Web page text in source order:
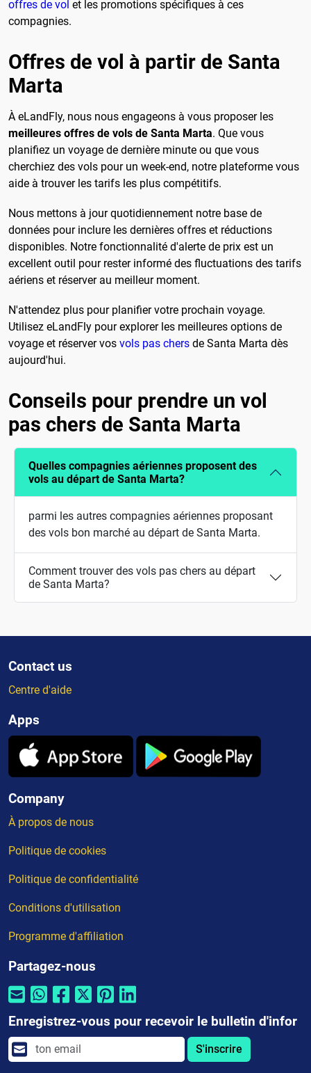
offres de vol et les promotions spécifiques à ces
compagnies.
Offres de vol à partir de Santa
Marta
À eLandFly, nous nous engageons à vous proposer les
meilleures offres de vols de Santa Marta. Que vous
planifiez un voyage de dernière minute ou que vous
cherchiez des vols pour un week-end, notre plateforme vous
aide à trouver les tarifs les plus compétitifs.
Nous mettons à jour quotidiennement notre base de
données pour inclure les dernières offres et réductions
disponibles. Notre fonctionnalité d'alerte de prix est un
excellent outil pour rester informé des fluctuations des tarifs
aériens et réserver au meilleur moment.
N'attendez plus pour planifier votre prochain voyage.
Utilisez eLandFly pour explorer les meilleures options de
voyage et réserver vos vols pas chers de Santa Marta dès
aujourd'hui.
Conseils pour prendre un vol
pas chers de Santa Marta
Quelles compagnies aériennes proposent des
vols au départ de Santa Marta?
parmi les autres compagnies aériennes proposant
des vols bon marché au départ de Santa Marta.
Comment trouver des vols pas chers au départ
de Santa Marta?
Contact us
Centre d'aide
Apps
Company
À propos de nous
Politique de cookies
Politique de confidentialité
Conditions d'utilisation
Programme d'affiliation
Partagez-nous
Enregistrez-vous pour recevoir le bulletin d'infor
S'inscrire